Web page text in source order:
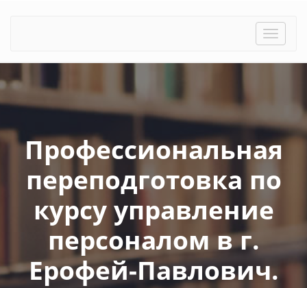
Toggle
Профессиональная
переподготовка по
курсу управление
персоналом в г.
Ерофей-Павлович.